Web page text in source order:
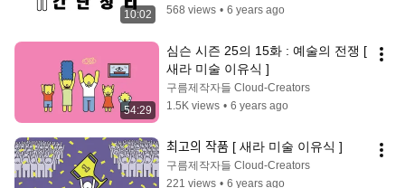
10:02
568 views • 6 years ago
54:29
심슨 시즌 25의 15화 : 예술의 전쟁 [
새라 미술 이유식 ]
구름제작자들 Cloud-Creators
1.5K views • 6 years ago
최고의 작품 [ 새라 미술 이유식 ]
구름제작자들 Cloud-Creators
221 views • 6 years ago